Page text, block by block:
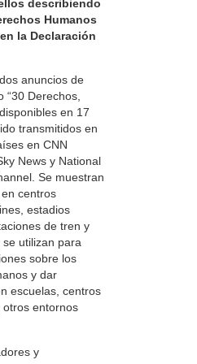
describiendo
Humanos
la Declaración
anuncios de
“30 Derechos,
en 17
transmitidos en
en CNN
News y National
Se muestran
centros
estadios
de tren y
utilizan para
sobre los
y dar
escuelas, centros
entornos
y